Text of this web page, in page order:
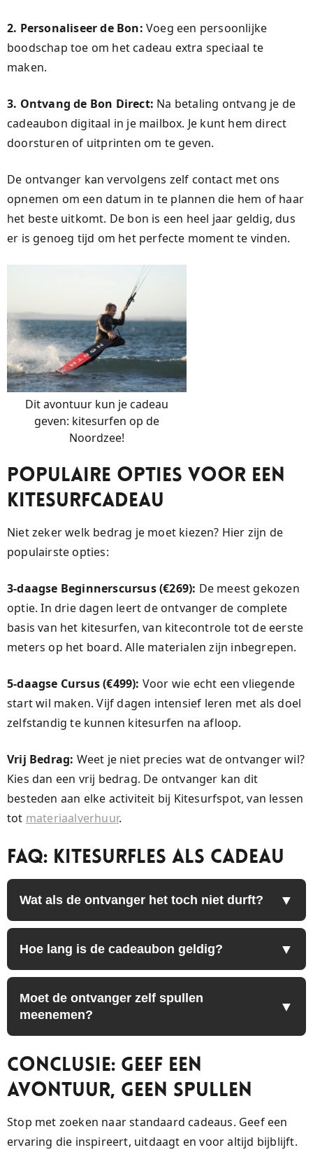
2. Personaliseer de Bon: Voeg een persoonlijke
boodschap toe om het cadeau extra speciaal te
maken.
3. Ontvang de Bon Direct: Na betaling ontvang je de
cadeaubon digitaal in je mailbox. Je kunt hem direct
doorsturen of uitprinten om te geven.
De ontvanger kan vervolgens zelf contact met ons
opnemen om een datum in te plannen die hem of haar
het beste uitkomt. De bon is een heel jaar geldig, dus
er is genoeg tijd om het perfecte moment te vinden.
Dit avontuur kun je cadeau
geven: kitesurfen op de
Noordzee!
Populaire Opties voor een
Kitesurfcadeau
Niet zeker welk bedrag je moet kiezen? Hier zijn de
populairste opties:
3-daagse Beginnerscursus (€269): De meest gekozen
optie. In drie dagen leert de ontvanger de complete
basis van het kitesurfen, van kitecontrole tot de eerste
meters op het board. Alle materialen zijn inbegrepen.
5-daagse Cursus (€499): Voor wie echt een vliegende
start wil maken. Vijf dagen intensief leren met als doel
zelfstandig te kunnen kitesurfen na afloop.
Vrij Bedrag: Weet je niet precies wat de ontvanger wil?
Kies dan een vrij bedrag. De ontvanger kan dit
besteden aan elke activiteit bij Kitesurfspot, van lessen
tot materiaalverhuur.
FAQ: Kitesurfles als Cadeau
Wat als de ontvanger het toch niet durft?
Hoe lang is de cadeaubon geldig?
Moet de ontvanger zelf spullen
meenemen?
Conclusie: Geef een
Avontuur, Geen Spullen
Stop met zoeken naar standaard cadeaus. Geef een
ervaring die inspireert, uitdaagt en voor altijd bijblijft.